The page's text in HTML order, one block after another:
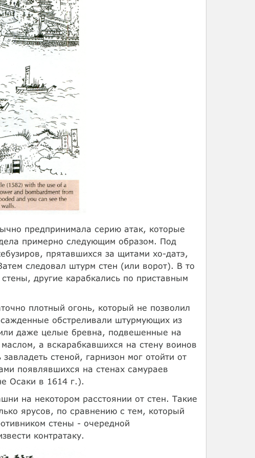
предпринимала серию атак, которые
примерно следующим образом. Под
прятавшихся за щитами хо-датэ,
следовал штурм стен (или ворот). В то
другие карабкались по приставным
плотный огонь, который не позволил
обстреливали штурмующих из
даже целые бревна, подвешенные на
а вскарабкавшихся на стену воинов
стеной, гарнизон мог отойти от
появлявшихся на стенах самураев
Осаки в 1614 г.).
на некотором расстоянии от стен. Такие
ярусов, по сравнению с тем, который
стены - очередной
контратаку.